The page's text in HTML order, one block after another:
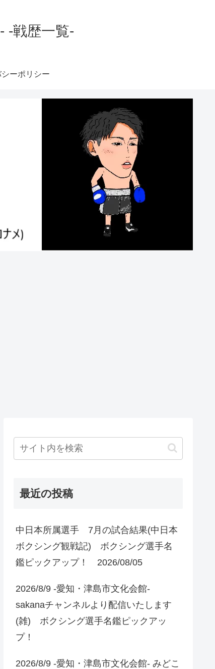
戦歴一覧-
ーポリシー
最近の投稿
中日本所属選手 7月の試合結果(中日本
ボクシング観戦記) ボクシング選手名
鑑ピックアップ！ 2026/08/05
2026/8/9 -愛知・津島市文化会館-
sakanaチャンネルより配信いたします
(雑) ボクシング選手名鑑ピックアッ
プ！
2026/8/9 -愛知・津島市文化会館- みどこ